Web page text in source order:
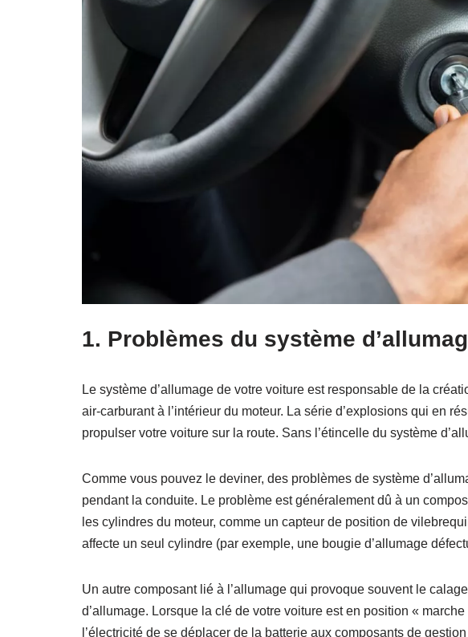
1. Problèmes du système
Le système d’allumage de votre voiture est responsable de la
air-carburant à l’intérieur du moteur. La série d’explosions qui en
propulser votre voiture sur la route. Sans l’étincelle du système
Comme vous pouvez le deviner, des problèmes de système
pendant la conduite. Le problème est généralement dû à un
les cylindres du moteur, comme un capteur de position de
affecte un seul cylindre (par exemple, une bougie d’allumage
Un autre composant lié à l’allumage qui provoque souvent le
d’allumage. Lorsque la clé de votre voiture est en position «
l’électricité de se déplacer de la batterie aux composants de